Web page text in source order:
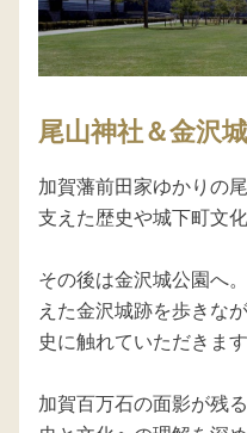
尾山神社＆金沢
加賀藩前田家ゆかりの
支えた歴史や城下町文
その後は金沢城公園へ
えた金沢城跡を歩きな
史に触れていただきます
加賀百万石の面影が残